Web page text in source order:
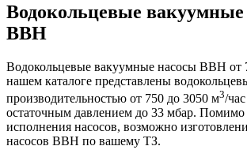
Водокольцевые
ВВН
Водокольцевые вакуумные насосы ВВН от
нашем каталоге представлены
производительностью от 750 до 3050 м3/
остаточным давлением до 33 мбар. Помимо
исполнения насосов, возможно
насосов ВВН по вашему ТЗ.